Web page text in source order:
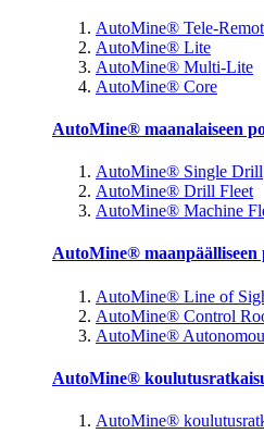
AutoMine® Tele-
AutoMine® Lite
AutoMine® Multi-Lite
AutoMine® Core
AutoMine® maanalaiseen
AutoMine® Single Drill
AutoMine® Drill Fleet
AutoMine® Machine
AutoMine® maanpäälliseen
AutoMine® Line of
AutoMine® Control
AutoMine®
AutoMine®
AutoMine®